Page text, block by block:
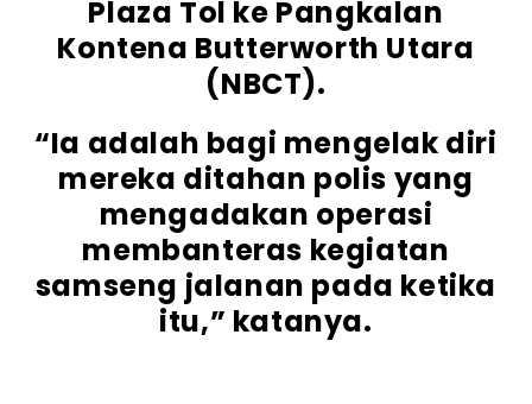
Plaza Tol ke Pangkalan
Kontena Butterworth Utara
(NBCT).
“Ia adalah bagi mengelak diri
mereka ditahan polis yang
mengadakan operasi
membanteras kegiatan
samseng jalanan pada ketika
itu,” katanya.